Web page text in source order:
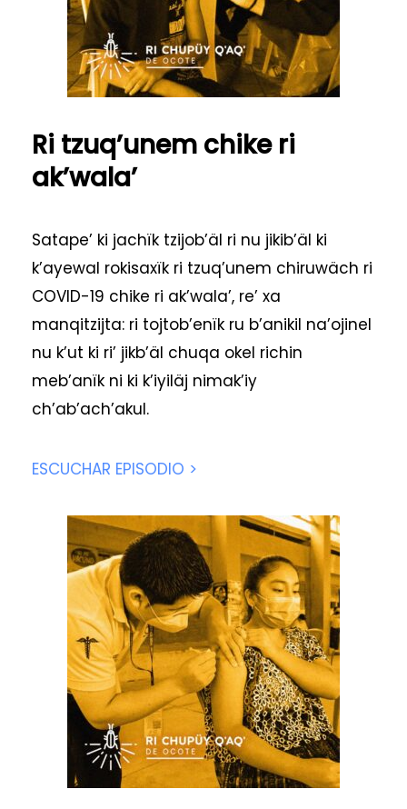
Ri tzuq’unem chike ri
ak’wala’
Satape’ ki jachïk tzijob’äl ri nu jikib’äl ki
k’ayewal rokisaxïk ri tzuq’unem chiruwäch ri
COVID-19 chike ri ak’wala’, re’ xa
manqitzijta: ri tojtob’enïk ru b’anikil na’ojinel
nu k’ut ki ri’ jikb’äl chuqa okel richin
meb’anïk ni ki k’iyiläj nimak’iy
ch’ab’ach’akul.
ESCUCHAR EPISODIO >